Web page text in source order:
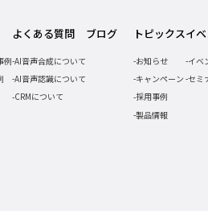
例
よくある質問
AI音声合成について
AI音声認識について
CRMについて
ブログ トピックス
お知らせ
キャンペーン
採用事例
製品情報
イ
イベ
セミ